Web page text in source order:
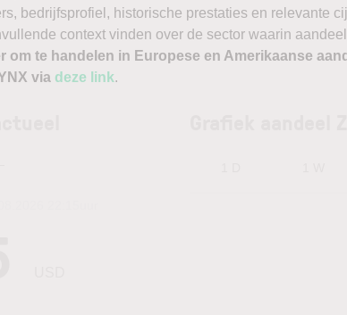
bedrijfsprofiel, historische prestaties en relevante
context vinden over de sector waarin
om te handelen in Europese en Amerikaanse
via deze link.